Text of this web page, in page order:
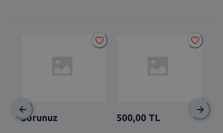
Sorunuz 500,00 TL